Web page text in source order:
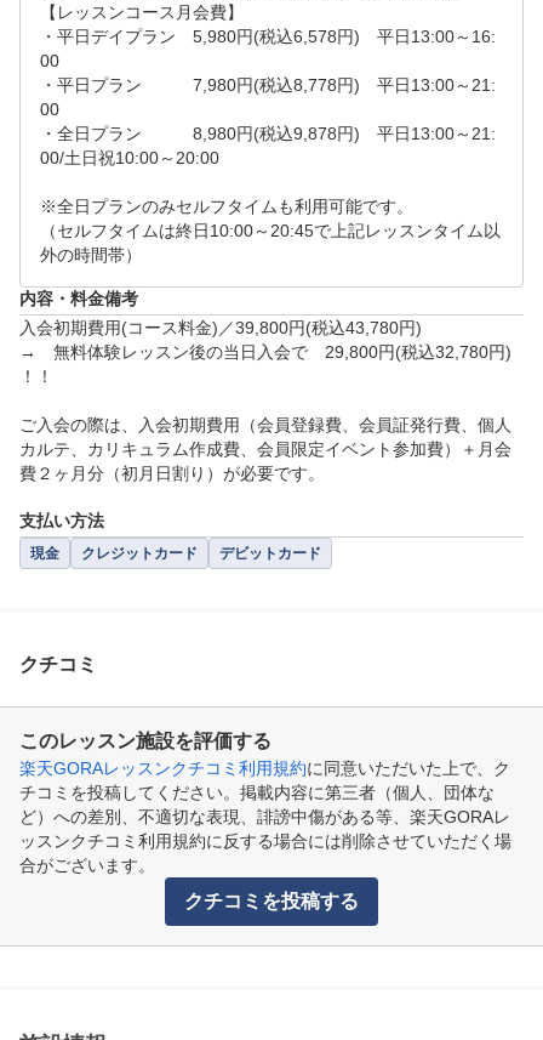
【レッスンコース月会費】
・平日デイプラン　5,980円(税込6,578円)　平日13:00～16:
00
・平日プラン　　　7,980円(税込8,778円)　平日13:00～21:
00
・全日プラン　　　8,980円(税込9,878円)　平日13:00～21:
00/土日祝10:00～20:00
※全日プランのみセルフタイムも利用可能です。
（セルフタイムは終日10:00～20:45で上記レッスンタイム以
外の時間帯）
内容・料金備考
入会初期費用(コース料金)／39,800円(税込43,780円)
→　無料体験レッスン後の当日入会で　29,800円(税込32,780円)
！！
ご入会の際は、入会初期費用（会員登録費、会員証発行費、個人
カルテ、カリキュラム作成費、会員限定イベント参加費）＋月会
費２ヶ月分（初月日割り）が必要です。
支払い方法
現金 クレジットカード デビットカード
クチコミ
このレッスン施設を評価する
楽天GORAレッスンクチコミ利用規約に同意いただいた上で、ク
チコミを投稿してください。掲載内容に第三者（個人、団体な
ど）への差別、不適切な表現、誹謗中傷がある等、楽天GORAレ
ッスンクチコミ利用規約に反する場合には削除させていただく場
合がございます。
クチコミを投稿する